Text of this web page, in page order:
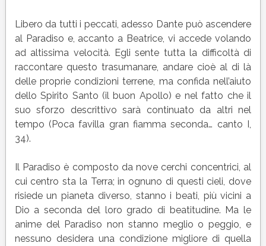
Libero da tutti i peccati, adesso Dante può ascendere
al Paradiso e, accanto a Beatrice, vi accede volando
ad altissima velocità. Egli sente tutta la difficoltà di
raccontare questo trasumanare, andare cioè al di là
delle proprie condizioni terrene, ma confida nell’aiuto
dello Spirito Santo (il buon Apollo) e nel fatto che il
suo sforzo descrittivo sarà continuato da altri nel
tempo (Poca favilla gran fiamma seconda… canto I,
34).
Il Paradiso è composto da nove cerchi concentrici, al
cui centro sta la Terra; in ognuno di questi cieli, dove
risiede un pianeta diverso, stanno i beati, più vicini a
Dio a seconda del loro grado di beatitudine. Ma le
anime del Paradiso non stanno meglio o peggio, e
nessuno desidera una condizione migliore di quella